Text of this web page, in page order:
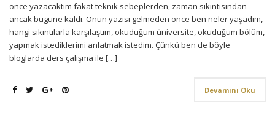
önce yazacaktım fakat teknik sebeplerden, zaman sıkıntısından
ancak bugüne kaldı. Onun yazısı gelmeden önce ben neler yaşadım,
hangi sıkıntılarla karşılaştım, okuduğum üniversite, okuduğum bölüm,
yapmak istediklerimi anlatmak istedim. Çünkü ben de böyle
bloglarda ders çalışma ile […]
Devamını Oku